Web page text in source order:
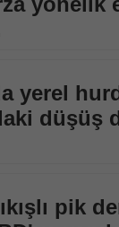
yerel
düşüş
pik